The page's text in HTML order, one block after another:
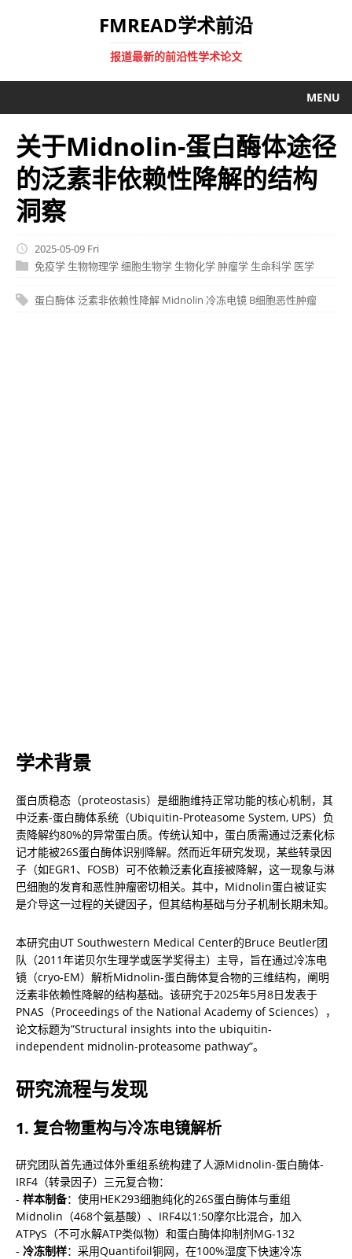
FMREAD学术前沿
报道最新的前沿性学术论文
MENU
关于Midnolin-蛋白酶体途径
的泛素非依赖性降解的结构
洞察
2025-05-09 Fri
免疫学 生物物理学细胞生物学 生物化学 肿瘤学 生命科学 医学
蛋白酶体泛素非依赖性降解 Midnolin 冷冻电镜 B细胞恶性肿瘤
学术背景
蛋白质稳态（proteostasis）是细胞维持正常功能的核心机制，其
中泛素-蛋白酶体系统（Ubiquitin-Proteasome System, UPS）负
责降解约80%的异常蛋白质。传统认知中，蛋白质需通过泛素化标
记才能被26S蛋白酶体识别降解。然而近年研究发现，某些转录因
子（如EGR1、FOSB）可不依赖泛素化直接被降解，这一现象与淋
巴细胞的发育和恶性肿瘤密切相关。其中，Midnolin蛋白被证实
是介导这一过程的关键因子，但其结构基础与分子机制长期未知。
本研究由UT Southwestern Medical Center的Bruce Beutler团
队（2011年诺贝尔生理学或医学奖得主）主导，旨在通过冷冻电
镜（cryo-EM）解析Midnolin-蛋白酶体复合物的三维结构，阐明
泛素非依赖性降解的结构基础。该研究于2025年5月8日发表于
PNAS（Proceedings of the National Academy of Sciences），
论文标题为”Structural insights into the ubiquitin-
independent midnolin-proteasome pathway”。
研究流程与发现
1. 复合物重构与冷冻电镜解析
研究团队首先通过体外重组系统构建了人源Midnolin-蛋白酶体-
IRF4（转录因子）三元复合物：
- 样本制备：使用HEK293细胞纯化的26S蛋白酶体与重组
Midnolin（468个氨基酸）、IRF4以1:50摩尔比混合，加入
ATPγS（不可水解ATP类似物）和蛋白酶体抑制剂MG-132
- 冷冻制样：采用Quantifoil铜网，在100%湿度下快速冷冻